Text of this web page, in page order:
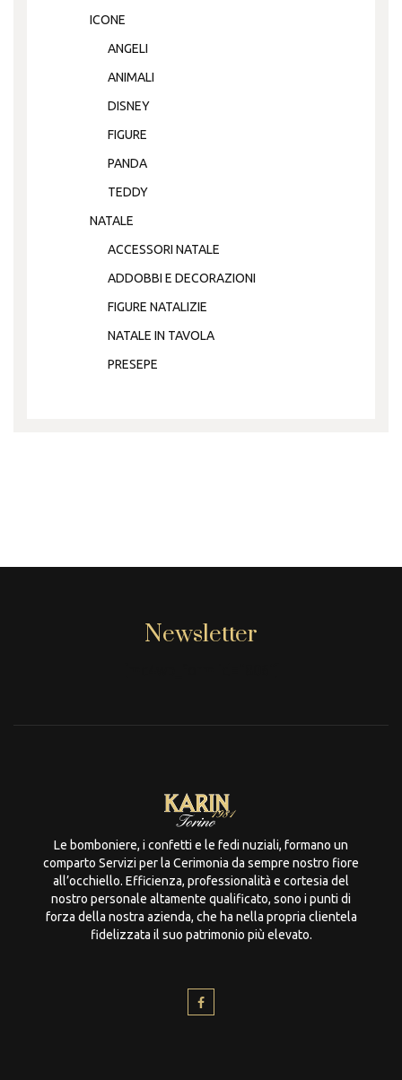
ICONE
ANGELI
ANIMALI
DISNEY
FIGURE
PANDA
TEDDY
NATALE
ACCESSORI NATALE
ADDOBBI E DECORAZIONI
FIGURE NATALIZIE
NATALE IN TAVOLA
PRESEPE
Newsletter
Le bomboniere, i confetti e le fedi nuziali, formano un
comparto Servizi per la Cerimonia da sempre nostro fiore
all’occhiello. Efficienza, professionalità e cortesia del
nostro personale altamente qualificato, sono i punti di
forza della nostra azienda, che ha nella propria clientela
fidelizzata il suo patrimonio più elevato.